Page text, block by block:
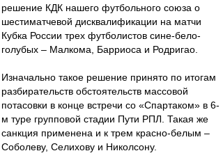
решение КДК нашего футбольного союза о
шестиматчевой дисквалификации на матчи
Кубка России трех футболистов сине-бело-
голубых – Малкома, Барриоса и Родригао.
Изначально такое решение принято по итогам
разбирательств обстоятельств массовой
потасовки в конце встречи со «Спартаком» в 6-
м туре групповой стадии Пути РПЛ. Такая же
санкция применена и к трем красно-белым –
Соболеву, Селихову и Николсону.